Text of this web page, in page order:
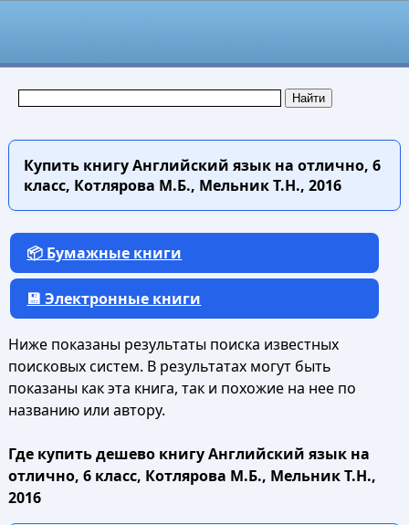
Купить книгуАнглийский язык на отлично, 6
класс, Котлярова М.Б., Мельник Т.Н., 2016
📦 Бумажные книги
💾 Электронные книги
Ниже показаны результаты поиска известных
поисковых систем. В результатах могут быть
показаны как эта книга, так и похожие на нее по
названию или автору.
Где купить дешево книгу Английский язык на
отлично, 6 класс, Котлярова М.Б., Мельник Т.Н.,
2016